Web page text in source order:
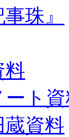
珠』
料
ート
蔵資料